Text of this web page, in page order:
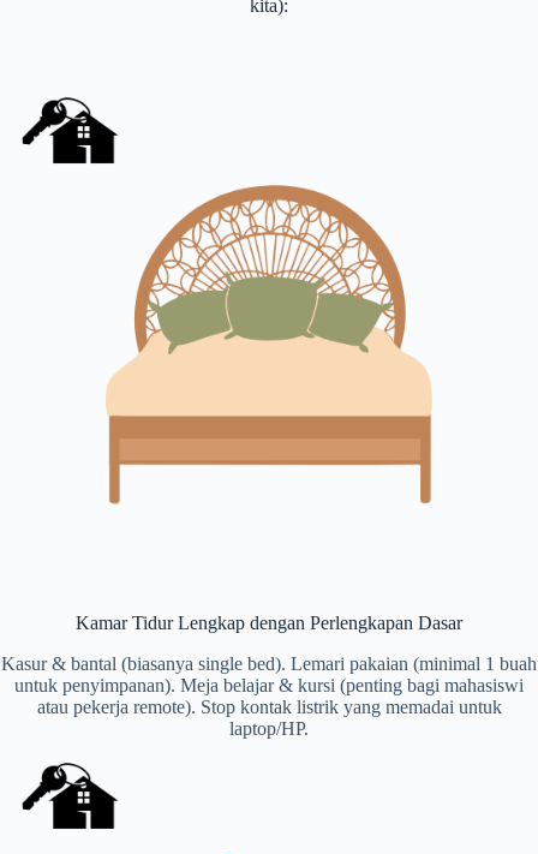
kita):
Kamar Tidur Lengkap dengan Perlengkapan Dasar
Kasur & bantal (biasanya single bed). Lemari pakaian (minimal 1 buah
untuk penyimpanan). Meja belajar & kursi (penting bagi mahasiswi
atau pekerja remote). Stop kontak listrik yang memadai untuk
laptop/HP.